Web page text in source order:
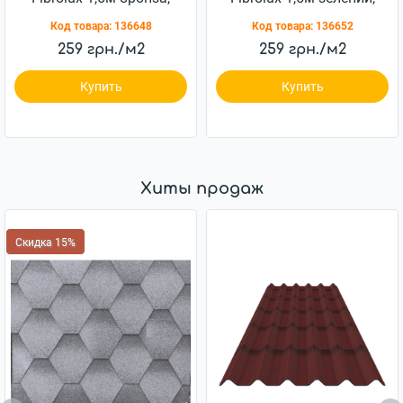
Код товара: 136648
259 грн./м2
Купить
Код товара: 136652
259 грн./м2
Купить
Хиты продаж
Скидка 15%